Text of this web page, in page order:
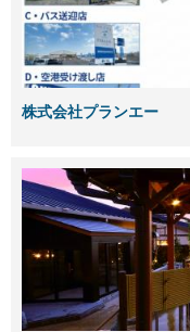
株式会社プランエー